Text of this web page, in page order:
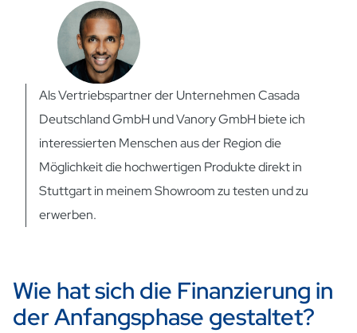
Als Vertriebspartner der Unternehmen Casada
Deutschland GmbH und Vanory GmbH biete ich
interessierten Menschen aus der Region die
Möglichkeit die hochwertigen Produkte direkt in
Stuttgart in meinem Showroom zu testen und zu
erwerben.
Wie hat sich die Finanzierung in
der Anfangsphase gestaltet?